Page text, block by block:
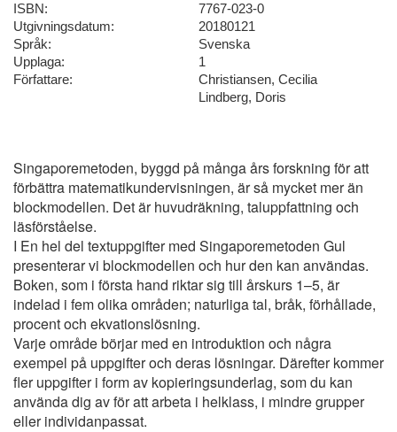
ISBN:
7767-023-0
Utgivningsdatum:
20180121
Språk:
Svenska
Upplaga:
1
Författare:
Christiansen, Cecilia
Lindberg, Doris
Singaporemetoden, byggd på många års forskning för att
förbättra matematikundervisningen, är så mycket mer än
blockmodellen. Det är huvudräkning, taluppfattning och
läsförståelse.
I En hel del textuppgifter med Singaporemetoden Gul
presenterar vi blockmodellen och hur den kan användas.
Boken, som i första hand riktar sig till årskurs 1–5, är
indelad i fem olika områden; naturliga tal, bråk, förhållade,
procent och ekvationslösning.
Varje område börjar med en introduktion och några
exempel på uppgifter och deras lösningar. Därefter kommer
fler uppgifter i form av kopieringsunderlag, som du kan
använda dig av för att arbeta i helklass, i mindre grupper
eller individanpassat.